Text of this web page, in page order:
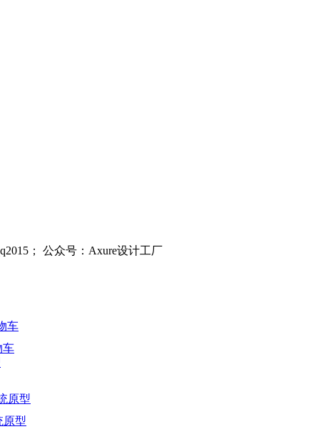
； 公众号：Axure设计工厂
车
原型